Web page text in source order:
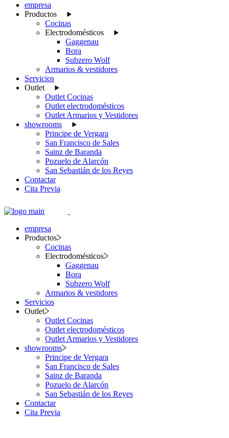
empresa
Productos
Cocinas
Electrodomésticos
Gaggenau
Bora
Subzero Wolf
Armarios & vestidores
Servicios
Outlet
Outlet Cocinas
Outlet electrodomésticos
Outlet Armarios y Vestidores
showrooms
Principe de Vergara
San Francisco de Sales
Sainz de Baranda
Pozuelo de Alarcón
San Sebastián de los Reyes
Contactar
Cita Previa
empresa
Productos
Cocinas
Electrodomésticos
Gaggenau
Bora
Subzero Wolf
Armarios & vestidores
Servicios
Outlet
Outlet Cocinas
Outlet electrodomésticos
Outlet Armarios y Vestidores
showrooms
Principe de Vergara
San Francisco de Sales
Sainz de Baranda
Pozuelo de Alarcón
San Sebastián de los Reyes
Contactar
Cita Previa